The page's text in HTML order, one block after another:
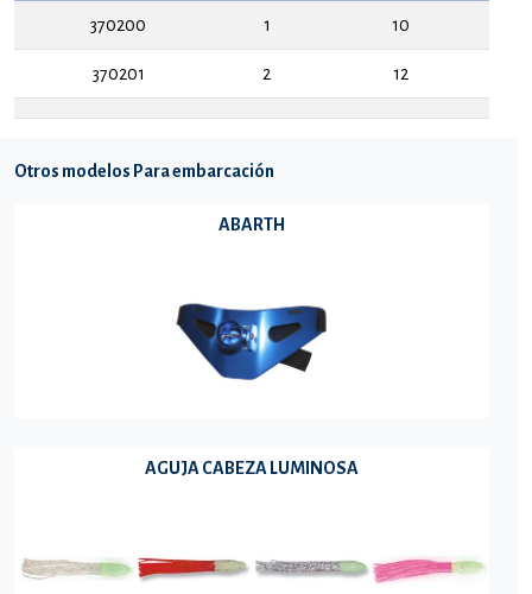
370200 1 10
370201 2 12
Otros modelos Para embarcación
ABARTH
AGUJA CABEZA LUMINOSA